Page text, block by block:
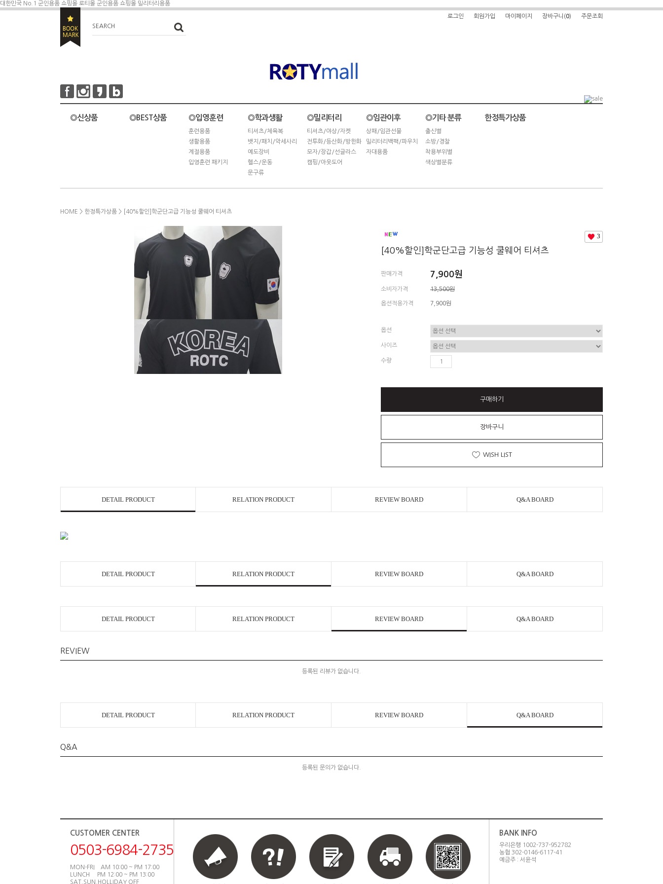
대한민국 No.1 군인용품 쇼핑몰 로티몰 군인용품 쇼핑몰 밀리터리용품
SEARCH
로그인 회원가입 마이페이지 장바구니(0) 주문조회
◎신상품 ◎BEST상품 ◎입영훈련
훈련용품
생활용품
계절용품
입영훈련 패키지
◎학과생활
티셔츠/체육복
뱃지/패치/악세사리
예도장비
헬스/운동
문구류
◎밀리터리
티셔츠/야상/자켓
전투화/등산화/방한화
모자/장갑/선글라스
캠핑/아웃도어
◎임관이후
상패/임관선물
밀리터리백팩/파우치
자대용품
◎기타 분류
출신별
소방/경찰
착용부위별
색상별분류
한정특가상품
HOME > 한정특가상품 > [40%할인]학군단고급 기능성 쿨웨어 티셔츠
3
[40%할인]학군단고급 기능성 쿨웨어 티셔츠
판매가격 7,900원
소비자가격 13,500원
옵션적용가격 7,900원
옵션
사이즈
수량
구매하기
장바구니
WISH LIST
DETAIL PRODUCT RELATION PRODUCT REVIEW BOARD Q&A BOARD
DETAIL PRODUCT RELATION PRODUCT REVIEW BOARD Q&A BOARD
DETAIL PRODUCT RELATION PRODUCT REVIEW BOARD Q&A BOARD
REVIEW
등록된 리뷰가 없습니다.
DETAIL PRODUCT RELATION PRODUCT REVIEW BOARD Q&A BOARD
Q&A
등록된 문의가 없습니다.
CUSTOMER CENTER
0503-6984-2735
MON-FRI AM 10:00 ~ PM 17:00
LUNCH PM 12:00 ~ PM 13:00
SAT.SUN.HOLLIDAY OFF
BANK INFO
우리은행 1002-737-952782
농협 302-0146-6117-41
예금주 : 서윤석